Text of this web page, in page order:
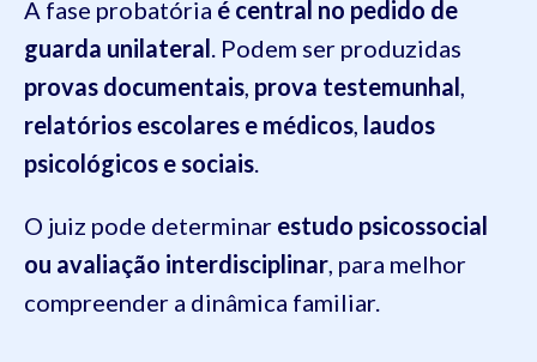
A fase probatória é central no pedido de
guarda unilateral . Podem ser produzidas
provas documentais prova testemunhal
relatórios escolares e médicos laudos
psicológicos e sociais
O juiz pode determinar estudo psicossocial
ou avaliação interdisciplinar , para melhor
compreender a dinâmica familiar.